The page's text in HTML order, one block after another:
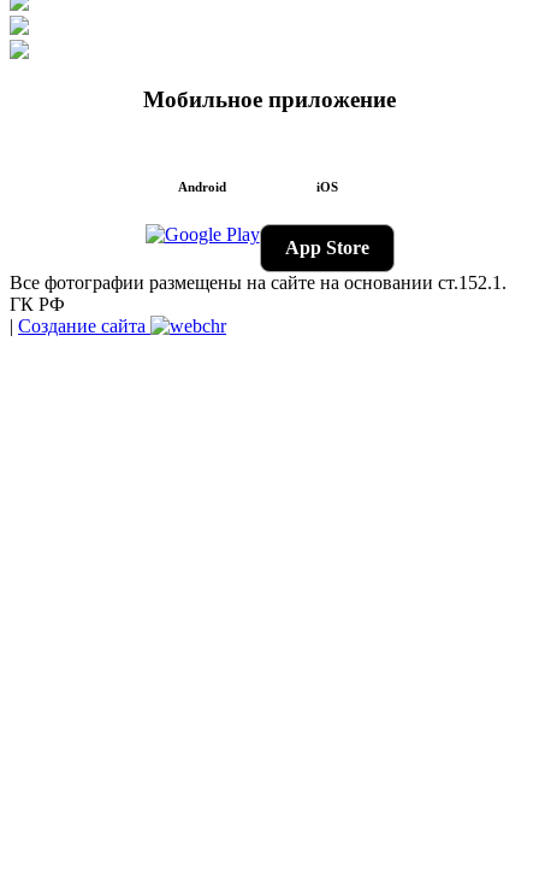
Мобильное приложение
Android iOS
App Store
Все фотографии размещены на сайте на основании ст.152.1.
ГК РФ
| Создание сайта